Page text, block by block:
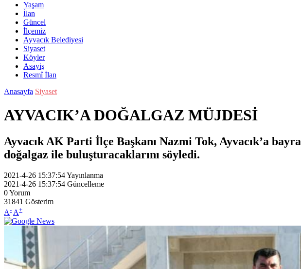
Yaşam
İlan
Güncel
İlçemiz
Ayvacık Belediyesi
Siyaset
Köyler
Asayiş
Resmî İlan
Anasayfa Siyaset
AYVACIK’A DOĞALGAZ MÜJDESİ
Ayvacık AK Parti İlçe Başkanı Nazmi Tok, Ayvacık’a
doğalgaz ile buluşturacaklarını söyledi.
2021-4-26 15:37:54Yayınlanma
2021-4-26 15:37:54 Güncelleme
0Yorum
31841 Gösterim
A- A+